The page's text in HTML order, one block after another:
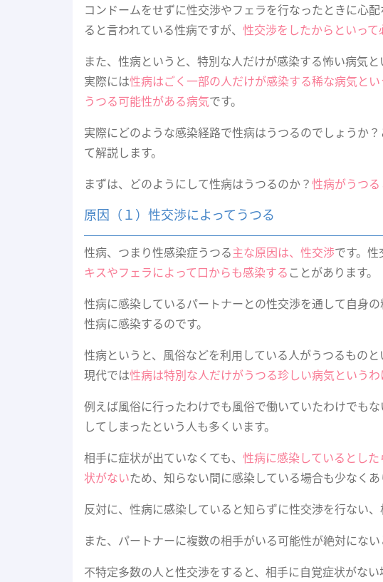
コンドームをせずに性交渉やフェラを行なったときに心
ると言われている性病ですが、 性交渉をしたからといっ
また、性病というと、特別な人だけが感染する怖い病気
実際には性病はごく一部の人だけが感染する稀な病気と
うつる可能性がある病気です。
実際にどのような感染経路で性病はうつるのでしょうか
て解説します。
まずは、どのようにして性病はうつるのか？性病がうつ
原因（１）性交渉によってうつる
性病、つまり性感染症うつる主な原因は、性交渉です。
キスやフェラによって口からも感染することがあります。
性病に感染しているパートナーとの性交渉を通して自身
性病に感染するのです。
性病というと、風俗などを利用している人がうつるもの
現代では性病は特別な人だけがうつる珍しい病気という
例えば風俗に行ったわけでも風俗で働いていたわけでも
してしまったという人も多くいます。
相手に症状が出ていなくても、 性病に感染しているとし
状がないため、知らない間に感染している場合も少なくあ
反対に、性病に感染していると知らずに性交渉を行ない
また、パートナーに複数の相手がいる可能性が絶対にない
不特定多数の人と性交渉をすると、相手に自覚症状がな